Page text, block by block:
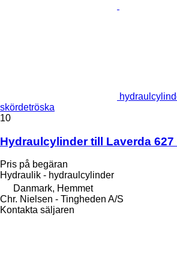
skördetröska
10
Hydraulcylinder till Laverda
Pris på begäran
Hydraulik - hydraulcylinder
Danmark, Hemmet
Chr. Nielsen - Tingheden A/S
Kontakta säljaren